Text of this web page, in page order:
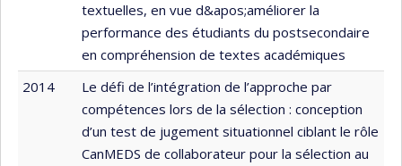
textuelles, en vue d&apos;améliorer la
performance des étudiants du postsecondaire
en compréhension de textes académiques
2014
Le défi de l’intégration de l’approche par
compétences lors de la sélection : conception
d’un test de jugement situationnel ciblant le rôle
CanMEDS de collaborateur pour la sélection au